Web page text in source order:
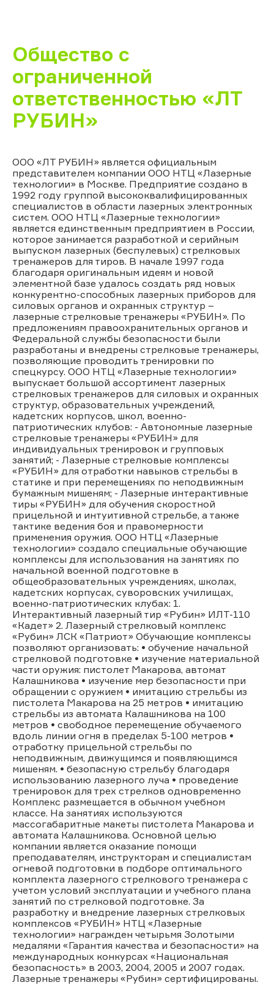
Общество с
ограниченной
ответственностью «ЛТ
РУБИН»
ООО «ЛТ РУБИН» является официальным
представителем компании ООО НТЦ «Лазерные
технологии» в Москве. Предприятие создано в
1992 году группой высококвалифицированных
специалистов в области лазерных электронных
систем. ООО НТЦ «Лазерные технологии»
является единственным предприятием в России,
которое занимается разработкой и серийным
выпуском лазерных (беспулевых) стрелковых
тренажеров для тиров. В начале 1997 года
благодаря оригинальным идеям и новой
элементной базе удалось создать ряд новых
конкурентно-способных лазерных приборов для
силовых органов и охранных структур –
лазерные стрелковые тренажеры «РУБИН». По
предложениям правоохранительных органов и
Федеральной службы безопасности были
разработаны и внедрены стрелковые тренажеры,
позволяющие проводить тренировки по
спецкурсу. ООО НТЦ «Лазерные технологии»
выпускает большой ассортимент лазерных
стрелковых тренажеров для силовых и охранных
структур, образовательных учреждений,
кадетских корпусов, школ, военно-
патриотических клубов: - Автономные лазерные
стрелковые тренажеры «РУБИН» для
индивидуальных тренировок и групповых
занятий; - Лазерные стрелковые комплексы
«РУБИН» для отработки навыков стрельбы в
статике и при перемещениях по неподвижным
бумажным мишеням; - Лазерные интерактивные
тиры «РУБИН» для обучения скоростной
прицельной и интуитивной стрельбе, а также
тактике ведения боя и правомерности
применения оружия. ООО НТЦ «Лазерные
технологии» создало специальные обучающие
комплексы для использования на занятиях по
начальной военной подготовке в
общеобразовательных учреждениях, школах,
кадетских корпусах, суворовских училищах,
военно-патриотических клубах: 1.
Интерактивный лазерный тир «Рубин» ИЛТ-110
«Кадет» 2. Лазерный стрелковый комплекс
«Рубин» ЛСК «Патриот» Обучающие комплексы
позволяют организовать: • обучение начальной
стрелковой подготовке • изучение материальной
части оружия: пистолет Макарова, автомат
Калашникова • изучение мер безопасности при
обращении с оружием • имитацию стрельбы из
пистолета Макарова на 25 метров • имитацию
стрельбы из автомата Калашникова на 100
метров • свободное перемещение обучаемого
вдоль линии огня в пределах 5-100 метров •
отработку прицельной стрельбы по
неподвижным, движущимся и появляющимся
мишеням. • безопасную стрельбу благодаря
использованию лазерного луча • проведение
тренировок для трех стрелков одновременно
Комплекс размещается в обычном учебном
классе. На занятиях используются
массогабаритные макеты пистолета Макарова и
автомата Калашникова. Основной целью
компании является оказание помощи
преподавателям, инструкторам и специалистам
огневой подготовки в подборе оптимального
комплекта лазерного стрелкового тренажера с
учетом условий эксплуатации и учебного плана
занятий по стрелковой подготовке. За
разработку и внедрение лазерных стрелковых
комплексов «РУБИН» НТЦ «Лазерные
технологии» награжден четырьмя Золотыми
медалями «Гарантия качества и безопасности» на
международных конкурсах «Национальная
безопасность» в 2003, 2004, 2005 и 2007 годах.
Лазерные тренажеры «Рубин» сертифицированы.